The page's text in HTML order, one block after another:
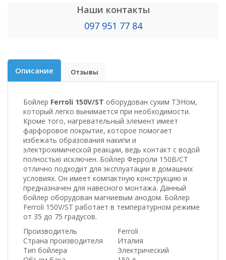
Наши контакты
097 951 77 84
Описание Отзывы
Бойлер Ferroli 150V/ST оборудован сухим ТЭНом,
который легко вынимается при необходимости.
Кроме того, нагревательный элемент имеет
фарфоровое покрытие, которое помогает
избежать образования накипи и
электрохимической реакции, ведь контакт с водой
полностью исключен. Бойлер Ферроли 150В/СТ
отлично подходит для эксплуатации в домашних
условиях. Он имеет компактную конструкцию и
предназначен для навесного монтажа. Данный
бойлер оборудован магниевым анодом. Бойлер
Ferroli 150V/ST работает в температурном режиме
от 35 до 75 градусов.
Производитель
Ferroli
Страна производителя
Италия
Тип бойлера
Электрический